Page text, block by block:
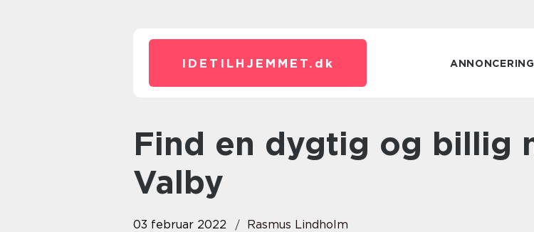
IDETILHJEMMET. dk ANNONCERING
Find en dygtig og billig maler i
Valby
03 februar 2022 Rasmus Lindholm